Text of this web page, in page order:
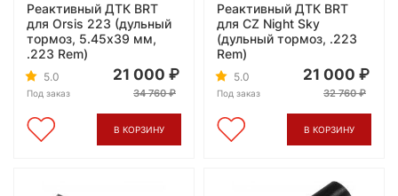
Реактивный ДТК BRT
для Orsis 223 (дульный
тормоз, 5.45x39 мм,
.223 Rem)
5.0
Под заказ
21 000
34 760
В КОРЗИНУ
Реактивный ДТК BRT
для CZ Night Sky
(дульный тормоз, .223
Rem)
5.0
Под заказ
21 000
32 760
В КОРЗИНУ